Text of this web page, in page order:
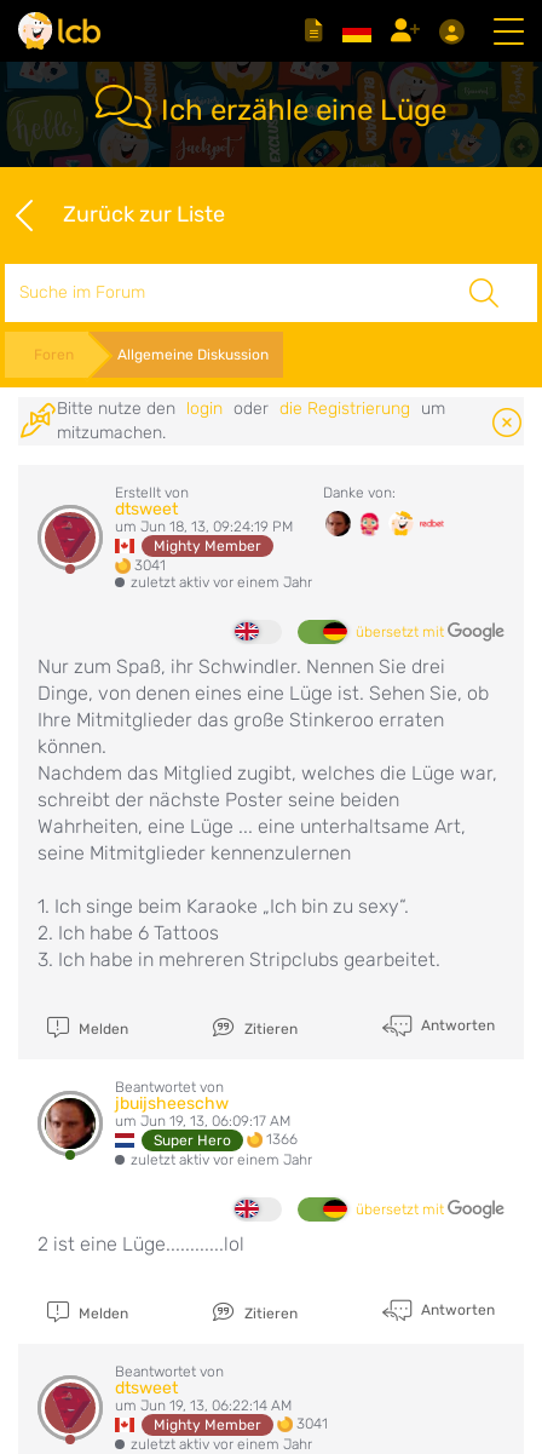
Ich erzähle eine Lüge
Zurück zur Liste
Foren Allgemeine Diskussion
Bitte nutze den login oder die Registrierung
um
mitzumachen.
Erstellt von
dtsweet
um Jun 18, 13, 09:24:19 PM
Mighty Member
3041
zuletzt aktiv vor einem Jahr
Danke von:
übersetzt mit
Nur zum Spaß, ihr Schwindler. Nennen Sie drei
Dinge, von denen eines eine Lüge ist. Sehen Sie, ob
Ihre Mitmitglieder das große Stinkeroo erraten
können.
Nachdem das Mitglied zugibt, welches die Lüge war,
schreibt der nächste Poster seine beiden
Wahrheiten, eine Lüge ... eine unterhaltsame Art,
seine Mitmitglieder kennenzulernen
1. Ich singe beim Karaoke „Ich bin zu sexy“.
2. Ich habe 6 Tattoos
3. Ich habe in mehreren Stripclubs gearbeitet.
Melden Zitieren Antworten
Beantwortet von
jbuijsheeschw
um Jun 19, 13, 06:09:17 AM
Super Hero
1366
zuletzt aktiv vor einem Jahr
übersetzt mit
2 ist eine Lüge............lol
Melden Zitieren Antworten
Beantwortet von
dtsweet
um Jun 19, 13, 06:22:14 AM
Mighty Member
3041
zuletzt aktiv vor einem Jahr